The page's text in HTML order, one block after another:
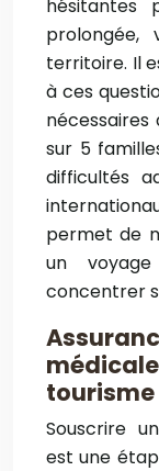
hésitantes
prolongée,
territoire. Il
à ces
nécessaires
sur 5
difficultés
permet de
un
concentrer
Souscrire
est une